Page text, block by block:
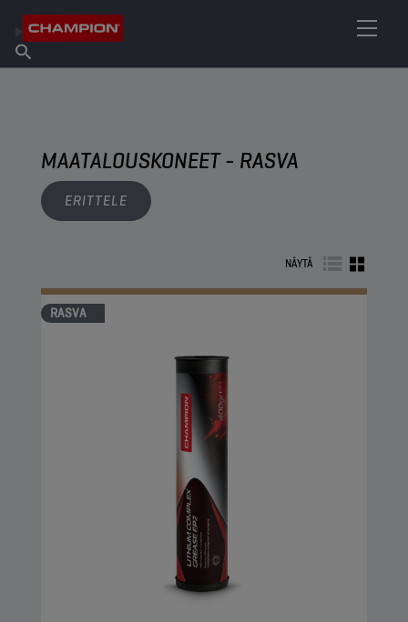
Tietoa Championista
Etsi myyntipiste
MAATALOUSKONEET - RASVA
ERITTELE
NÄYTÄ
RASVA